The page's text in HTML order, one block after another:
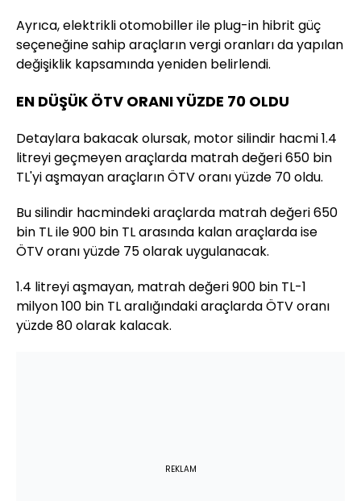
Ayrıca, elektrikli otomobiller ile plug-in hibrit güç
seçeneğine sahip araçların vergi oranları da yapılan
değişiklik kapsamında yeniden belirlendi.
EN DÜŞÜK ÖTV ORANI YÜZDE 70 OLDU
Detaylara bakacak olursak, motor silindir hacmi 1.4
litreyi geçmeyen araçlarda matrah değeri 650 bin
TL'yi aşmayan araçların ÖTV oranı yüzde 70 oldu.
Bu silindir hacmindeki araçlarda matrah değeri 650
bin TL ile 900 bin TL arasında kalan araçlarda ise
ÖTV oranı yüzde 75 olarak uygulanacak.
1.4 litreyi aşmayan, matrah değeri 900 bin TL-1
milyon 100 bin TL aralığındaki araçlarda ÖTV oranı
yüzde 80 olarak kalacak.
REKLAM